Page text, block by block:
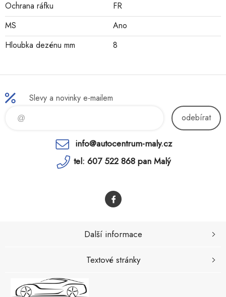
Ochrana ráfku
FR
MS
Ano
Hloubka dezénu mm
8
Slevy a novinky e-mailem
odebírat
info@autocentrum-maly.cz
tel: 607 522 868 pan Malý
Další informace
Textové stránky